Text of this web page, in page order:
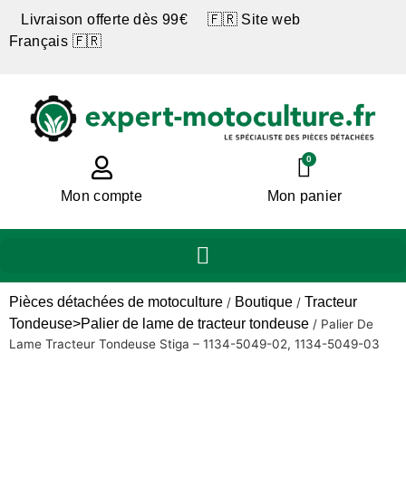
Livraison offerte dès 99€ 🇫🇷 Site web
Français 🇫🇷
Mon compte
0
Mon panier
Pièces détachées de motoculture / Boutique / Tracteur
Tondeuse>Palier de lame de tracteur tondeuse / Palier De
Lame Tracteur Tondeuse Stiga – 1134-5049-02, 1134-5049-03